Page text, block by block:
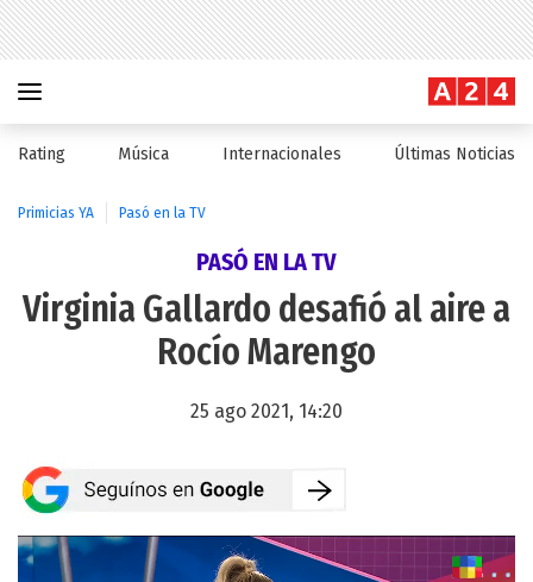
Rating Música Internacionales Últimas Noticias
Primicias YA Pasó en la TV
PASÓ EN LA TV
Virginia Gallardo desafió al aire a
Rocío Marengo
25 ago 2021, 14:20